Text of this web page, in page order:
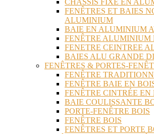
CHASSIS FIXE EN
FENÊTRES ET BAIES
ALUMINIUM
BAIE EN ALUMINIUM
FENÊTRE ALUMINIUM
FENETRE CEINTREE
BAIES ALU GRANDE
FENÊTRES & PORTES-
FENÊTRE
FENÊTRE BAIE EN
FENÊTRE CINTRÉE EN
BAIE COULISSANTE
PORTE-FENÊTRE BOIS
FENÊTRE BOIS
FENÊTRES ET PORTE